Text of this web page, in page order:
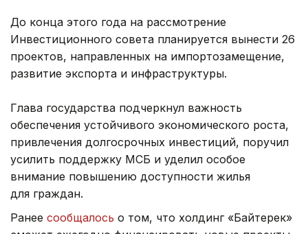
До конца этого года на рассмотрение
Инвестиционного совета планируется вынести 26
проектов, направленных на импортозамещение,
развитие экспорта и инфраструктуры.
Глава государства подчеркнул важность
обеспечения устойчивого экономического роста,
привлечения долгосрочных инвестиций, поручил
усилить поддержку МСБ и уделил особое
внимание повышению доступности жилья
для граждан.
Ранее сообщалось о том, что холдинг «Байтерек»